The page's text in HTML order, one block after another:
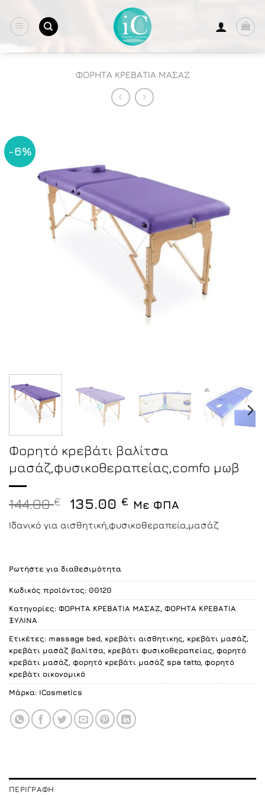
στο
περιεχόμενο
ΦΟΡΗΤΑ ΚΡΕΒΑΤΙΑ ΜΑΣΑΖ
-6%
Φορητό κρεβάτι βαλίτσα
μασάζ,φυσικοθεραπείας,comfo μωβ
144.00€
Original
price
was:
135.00€Η
τρέχουσα
τιμή
Με ΦΠΑ
Ιδανικό για αισθητική,φυσικοθεραπεία,μασάζ
Ρωτήστε για διαθεσιμότητα
Κωδικός προϊόντος: 00120
Κατηγορίες: ΦΟΡΗΤΑ ΚΡΕΒΑΤΙΑ ΜΑΣΑΖ, ΦΟΡΗΤΑ ΚΡΕΒΑΤΙΑ
ΞΥΛΙΝΑ
Ετικέτες: massage bed, κρεβάτι αισθητικης, κρεβάτι μασάζ,
κρεβάτι μασάζ βαλίτσα, κρεβάτι φυσικοθεραπείας, φορητό
κρεβάτι μασάζ, φορητό κρεβάτι μασάζ spa tatto, φορητό
κρεβάτι οικονομικό
Μάρκα: ICosmetics
ΠΕΡΙΓΡΑΦΉ